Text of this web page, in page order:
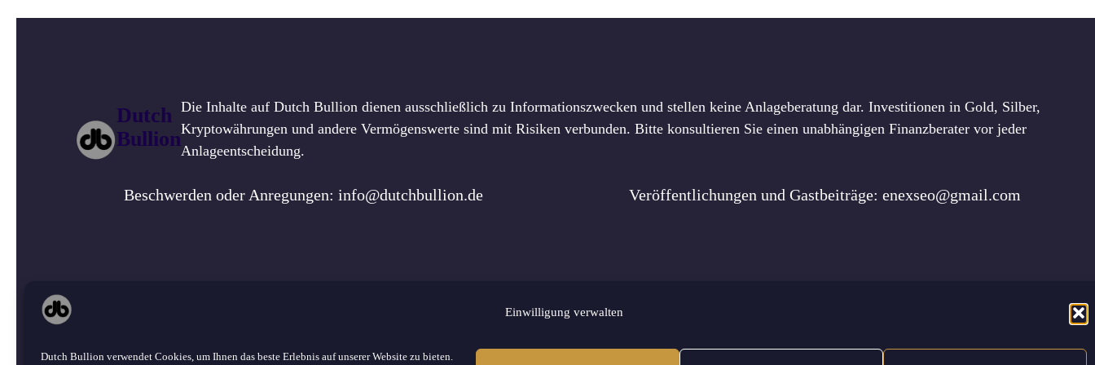
Einwilligung verwalten
Dutch Bullion verwendet Cookies, um Ihnen das beste Erlebnis auf unserer Website zu bieten.
Dutch
Bullion
Die Inhalte auf Dutch Bullion dienen ausschließlich zu Informationszwecken und stellen keine Anlageberatung dar. Investitionen in Gold, Silber,
Kryptowährungen und andere Vermögenswerte sind mit Risiken verbunden. Bitte konsultieren Sie einen unabhängigen Finanzberater vor jeder
Anlageentscheidung.
Beschwerden oder Anregungen: info@dutchbullion.de Veröffentlichungen und Gastbeiträge: enexseo@gmail.com
Redaktionelle RichtlinienWerbenKontaktImpressumDatenschutzerklärungNutzungsbedingungenHaftungsausschluss